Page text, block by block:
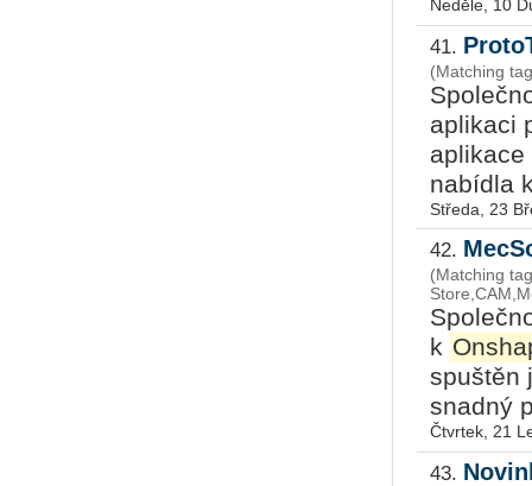
Neděle, 10
41.
(Matching
aplikaci
nabídla
Středa, 23
42.
(Matching
k
spuštěn
snadný
Čtvrtek, 21
43.